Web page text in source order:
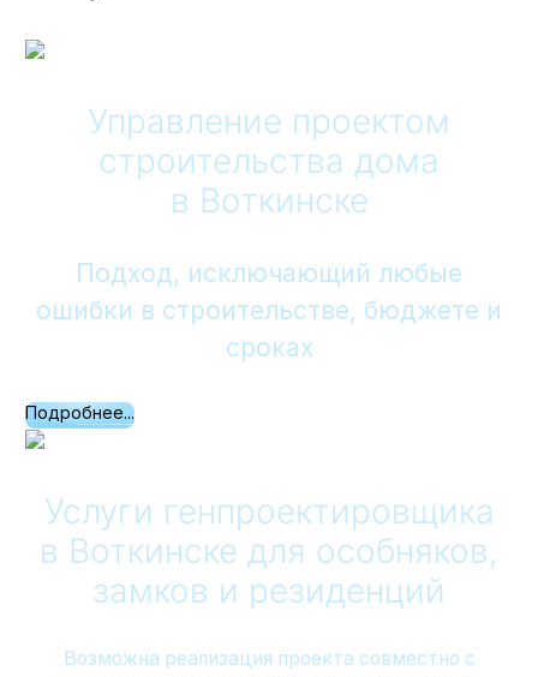
Управление проектом
строительства дома
в Воткинске
Подход, исключающий любые
ошибки в строительстве, бюджете и
сроках
Подробнее...
Услуги генпроектировщика
в Воткинске для особняков,
замков и резиденций
Возможна реализация проекта совместно с